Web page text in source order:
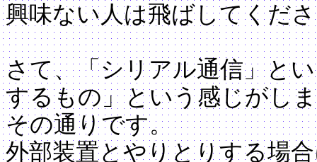
興味ない人は飛ばしてくだ
さて、「シリアル通信」と
するもの」という感じがし
その通りです。
外部装置とやりとりする場